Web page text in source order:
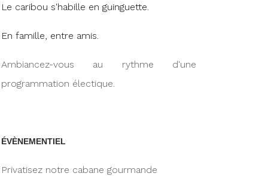
Le caribou s'habille en guinguette.
En famille, entre amis.
Ambiancez-vous au rythme d'une
programmation électique.
ÉVÈNEMENTIEL
Privatisez notre cabane gourmande